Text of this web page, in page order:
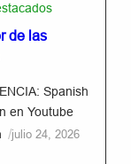
de las
Spanish
en Youtube
/julio 24, 2026